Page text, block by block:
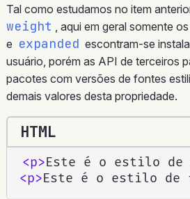
Tal como estudamos no item
weight , aqui em geral somente
e expanded escontram-se
usuário, porém as API de terceiros
pacotes com versões de fontes
demais valores desta propriedade.
HTML
<p>Este é o estilo de
<p>Este é o estilo de